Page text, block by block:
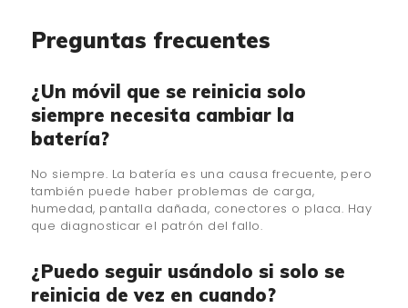
Preguntas frecuentes
¿Un móvil que se reinicia solo
siempre necesita cambiar la
batería?
No siempre. La batería es una causa frecuente, pero
también puede haber problemas de carga,
humedad, pantalla dañada, conectores o placa. Hay
que diagnosticar el patrón del fallo.
¿Puedo seguir usándolo si solo se
reinicia de vez en cuando?